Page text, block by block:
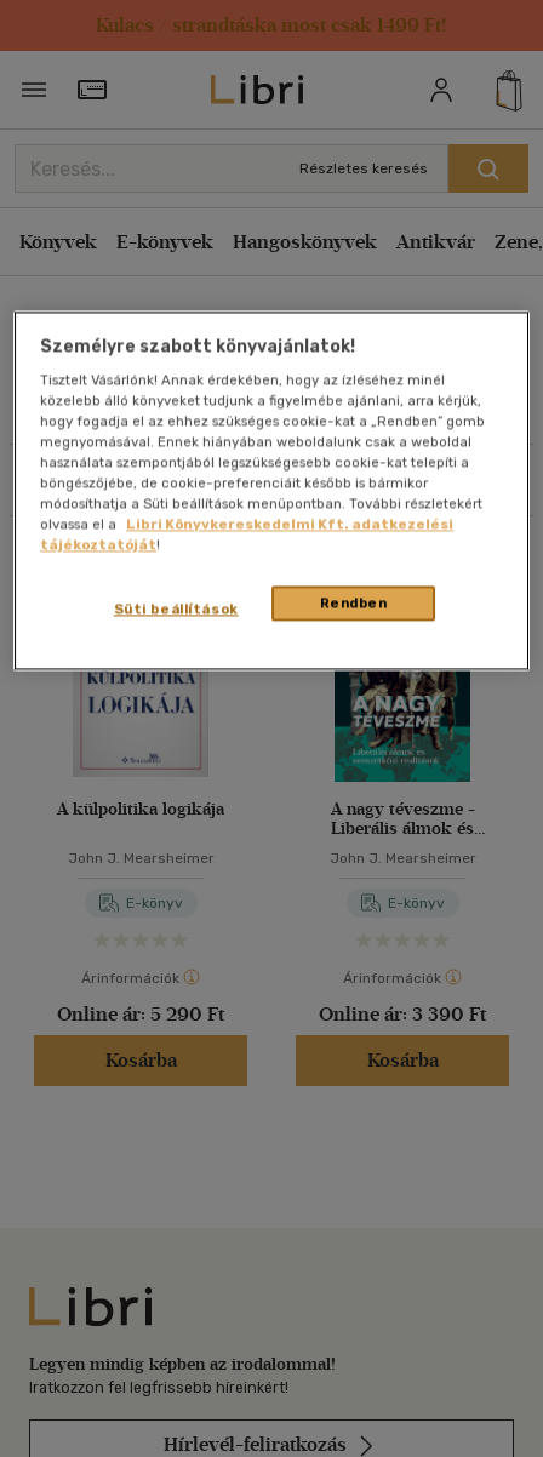
Kulacs / strandtáska most csak 1499 Ft!
Törzsvásárlói Kártya adatai
Részletes keresés
Könyvek E-könyvek Hangoskönyvek Antikvár
John J. Mearsheimer
Művei
Szűrés Rendezés
Rendezés
Kiadás éve szerint csökkenő
Ár szerint csökkenő
Eladott darabszám szerint csökkenő
Eladott darabszám szerint növekvő
Cím szerint A-Z
Szerző szerint A-Z
Megjelenítés
20 db / oldal
Alkalmaz
A külpolitika logikája
John J. Mearsheimer
E-könyv
Árinformációk
Online ár: 5 290 Ft
Kosárba
A nagy téveszme -
Liberális álmok és
John J. Mearsheimer
E-könyv
Árinformációk
Online ár: 3 390 Ft
Kosárba
Libri
Legyen mindig képben az irodalommal!
Iratkozzon fel legfrissebb híreinkért!
Hírlevél-feliratkozás
Személyre szabott könyvajánlatok!
Tisztelt Vásárlónk! Annak érdekében, hogy az ízléséhez minél
közelebb álló könyveket tudjunk a figyelmébe ajánlani, arra kérjük,
hogy fogadja el az ehhez szükséges cookie-kat a „Rendben” gomb
megnyomásával. Ennek hiányában weboldalunk csak a weboldal
használata szempontjából legszükségesebb cookie-kat telepíti a
böngészőjébe, de cookie-preferenciáit később is bármikor
módosíthatja a Süti beállítások menüpontban. További részletekért
olvassa el a
Libri Könyvkereskedelmi Kft. adatkezelési
tájékoztatóját!
Rendben
Süti beállítások